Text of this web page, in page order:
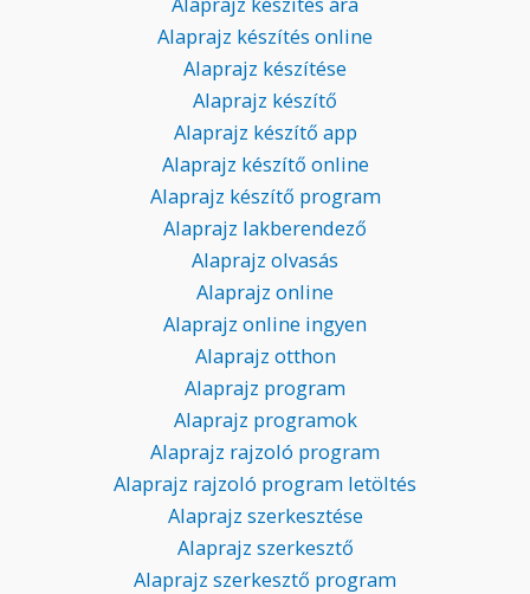
Alaprajz készítés online
Alaprajz készítése
Alaprajz készítő
Alaprajz készítő app
Alaprajz készítő online
Alaprajz készítő program
Alaprajz lakberendező
Alaprajz olvasás
Alaprajz online
Alaprajz online ingyen
Alaprajz otthon
Alaprajz program
Alaprajz programok
Alaprajz rajzoló program
Alaprajz rajzoló program letöltés
Alaprajz szerkesztése
Alaprajz szerkesztő
Alaprajz szerkesztő program